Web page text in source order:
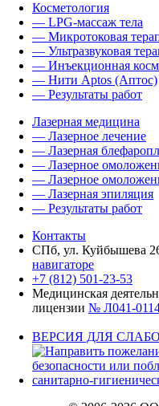
Косметология
— LPG-массаж тела
— Микротоковая
— Ультразвуковая
— Инъекционная
— Нити Aptos (Аптос)
— Результаты работ
Лазерная медицина
— Лазерное лечение
— Лазерная
— Лазерное
— Лазерное
— Лазерная эпиляция
— Результаты работ
Контакты
СПб, ул. Куйбышева
навигаторе
+7 (812) 501-23-53
Медицинская
лицензии № Л041-
ВЕРСИЯ ДЛЯ